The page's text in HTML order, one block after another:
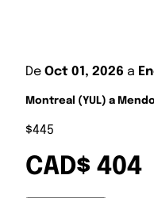
De Oct 01, 2026 a
Montreal (YUL) a
$445
CAD$ 404